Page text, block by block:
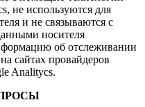
не используются для
и не связываются с
носителя
об отслеживании
сайтах провайдеров
Analitycs.